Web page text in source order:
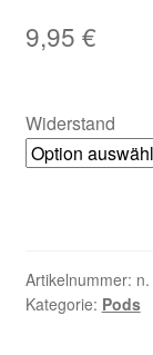
Aromen
Basen & Nikotin
Zubehör
Kontaktformular
9,95 €
Widerstand
Artikelnummer: n.
Kategorie: Pods